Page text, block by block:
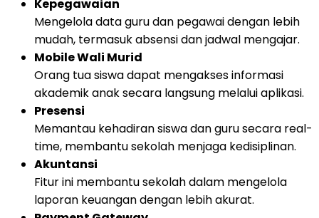
Kepegawaian
Mengelola data guru dan pegawai dengan lebih
mudah, termasuk absensi dan jadwal mengajar.
Mobile Wali Murid
Orang tua siswa dapat mengakses informasi
akademik anak secara langsung melalui aplikasi.
Presensi
Memantau kehadiran siswa dan guru secara real-
time, membantu sekolah menjaga kedisiplinan.
Akuntansi
Fitur ini membantu sekolah dalam mengelola
laporan keuangan dengan lebih akurat.